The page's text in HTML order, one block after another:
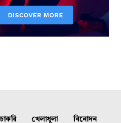
চাকরি খেলাধুলা বিনোদন